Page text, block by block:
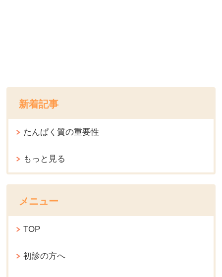
新着記事
たんぱく質の重要性
もっと見る
メニュー
TOP
初診の方へ